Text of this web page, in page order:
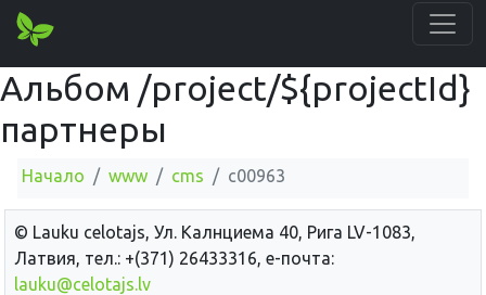
Альбом /project/${projectId}
партнеры
Начало www cms c00963
© Lauku сelotajs, Ул. Калнциема 40, Рига LV-1083,
Латвия, тел.: +(371) 26433316, е-почта:
lauku@celotajs.lv